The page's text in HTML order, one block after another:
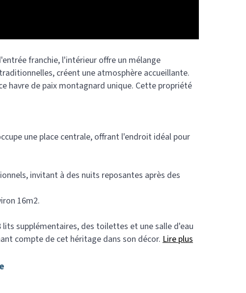
franchie, l'intérieur offre un mélange
créent une atmosphère accueillante.
havre de paix montagnard unique. Cette propriété
une place centrale, offrant l'endroit idéal pour
invitant à des nuits reposantes après des
16m2.
supplémentaires, des toilettes et une salle d'eau
compte de cet héritage dans son décor. Lire plus